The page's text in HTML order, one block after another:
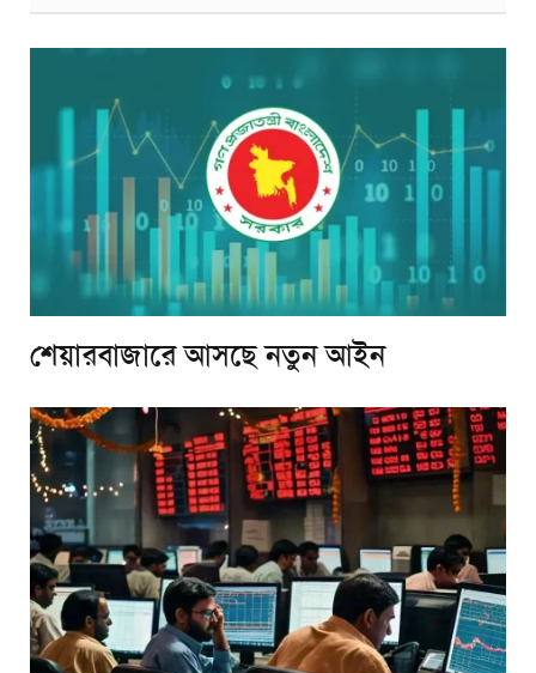
শেয়ারবাজারে আসছে নতুন আইন